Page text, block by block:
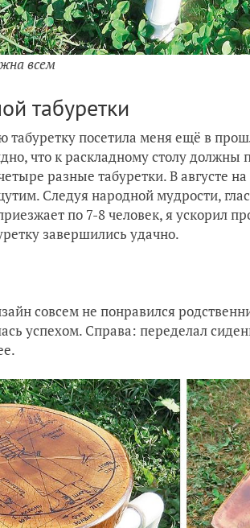
всем
табуретки
табуретку посетила меня ещё в
что к раскладному столу должны
разные табуретки. В августе
Следуя народной мудрости,
по 7-8 человек, я ускорил
завершились удачно.
совсем не понравился
успехом. Справа: переделал